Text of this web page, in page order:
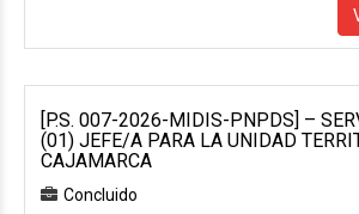
[P.S. 007-2026-MIDIS-PNPDS] –
(01) JEFE/A PARA LA UNIDAD
CAJAMARCA
Concluido